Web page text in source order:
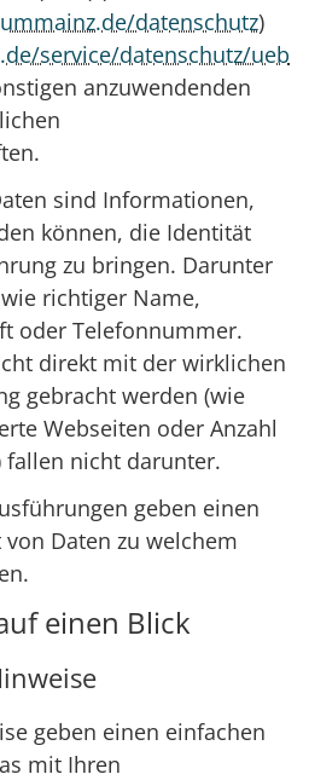
datenschutz)
service/datenschutz/ueb
anzuwendenden
sind Informationen,
können, die Identität
zu bringen. Darunter
richtiger Name,
oder Telefonnummer.
direkt mit der wirklichen
gebracht werden (wie
Webseiten oder Anzahl
fallen nicht darunter.
geben einen
Daten zu welchem
einen Blick
geben einen einfachen
mit Ihren